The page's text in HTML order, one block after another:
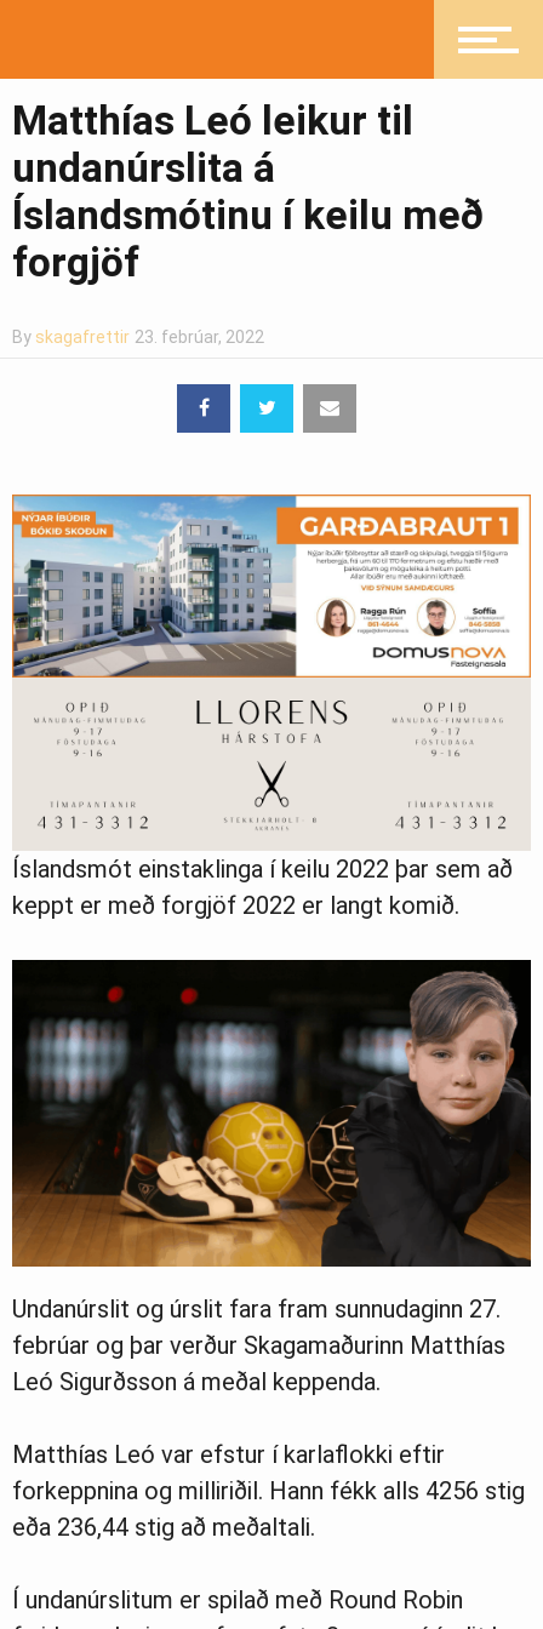
Íþróttir
Mannlíf
Greinasafn
Ljósmyndasafn
Matthías Leó leikur til
undanúrslita á
Íslandsmótinu í keilu með
forgjöf
By skagafrettir 23. febrúar, 2022
Íslandsmót einstaklinga í keilu 2022 þar sem að
keppt er með forgjöf 2022 er langt komið.
Undanúrslit og úrslit fara fram sunnudaginn 27.
febrúar og þar verður Skagamaðurinn Matthías
Leó Sigurðsson á meðal keppenda.
Matthías Leó var efstur í karlaflokki eftir
forkeppnina og milliriðil. Hann fékk alls 4256 stig
eða 236,44 stig að meðaltali.
Í undanúrslitum er spilað með Round Robin